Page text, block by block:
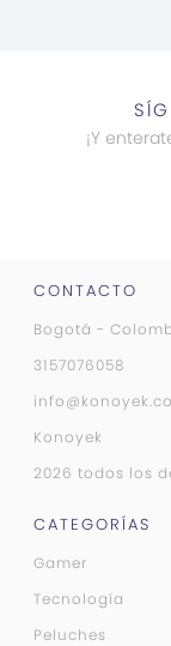
¡Y
CONTACTO
Bogotá -
3157076058
info@konoyek.co
Konoyek
2026 todos los
CATEGORÍAS
Gamer
Tecnología
Peluches